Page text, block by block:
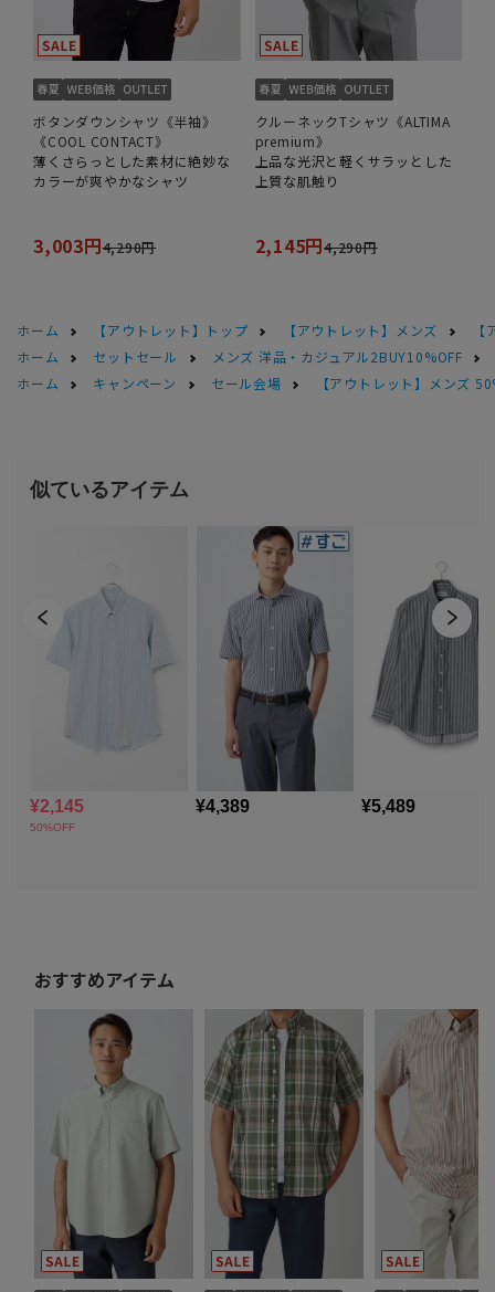
ボタンダウンシャツ《半袖》
《COOL CONTACT》
薄くさらっとした素材に絶妙な
カラーが爽やかなシャツ
3,003円4,290円
クルーネックTシャツ《ALTIMA
premium》
上品な光沢と軽くサラッとした
上質な肌触り
2,145円4,290円
ホーム 【アウトレット】トップ 【アウトレット】メンズ
ホーム
セットセール
メンズ 洋品・カジュアル2BUY10%OFF
ホーム
キャンペーン セール会場 【アウトレット】メンズ